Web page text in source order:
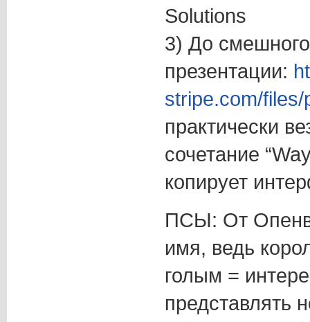
Solutions
3) До
презентации:
stripe.com/
практически
сочетание
копирует
ПСЫ: От
имя, ведь
голым =
представлять